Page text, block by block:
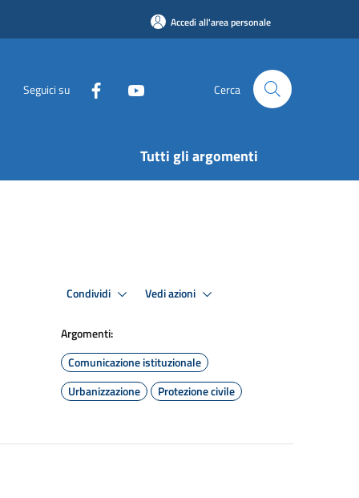
Accedi all'area personale
Seguici su Cerca
Tutti gli argomenti
Condividi Vedi azioni
Argomenti:
Comunicazione istituzionale
Urbanizzazione
Protezione civile